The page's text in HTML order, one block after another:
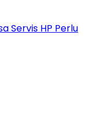
Servis HP Perlu